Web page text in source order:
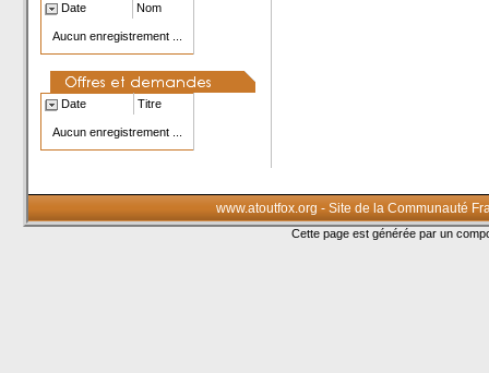
Date Nom
Aucun enregistrement ...
Date Titre
Aucun enregistrement ...
www.atoutfox.org - Site de la Communauté
Cette page est générée par un